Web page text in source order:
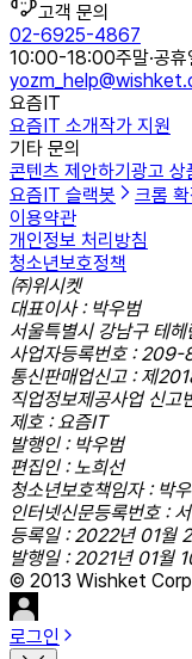
고객 문의
02-6925-4867
10:00-18:00주말·공휴
요즘IT
요즘IT 소개작가 지원
기타 문의
콘텐츠 제안하기 광고 상
요즘IT 슬랙봇
크롬
이용약관
개인정보 처리방침
청소년보호정책
㈜위시켓
대표이사 : 박우범
서울특별시 강남구 테
사업자등록번호 :
통신판매업신고 : 제
직업정보제공사업 신
제호 : 요즘IT
발행인 : 박우범
편집인 : 노희선
청소년보호책임자 : 박
인터넷신문등록번호 :
등록일 : 2022년 01월
발행일 : 2021년 01월
© 2013 Wishket
로그인